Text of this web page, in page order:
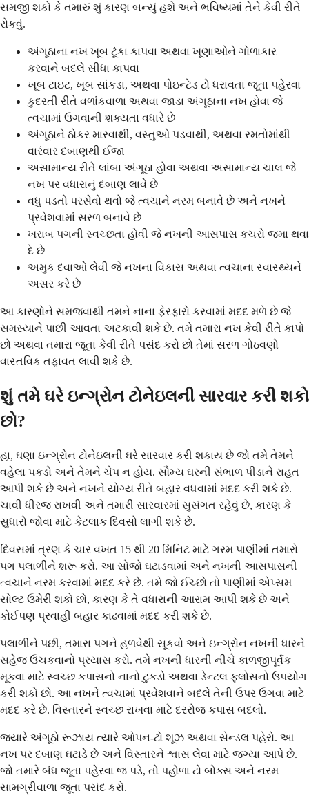
સમજી શકો કે તમારું શું કારણ બન્યું હશે અને ભવિષ્યમાં તેને કેવી રીતે
રોકવું.
અંગૂઠાના નખ ખૂબ ટૂંકા કાપવા અથવા ખૂણાઓને ગોળાકાર
કરવાને બદલે સીધા કાપવા
ખૂબ ટાઇટ, ખૂબ સાંકડા, અથવા પોઇન્ટેડ ટો ધરાવતા જૂતા પહેરવા
કુદરતી રીતે વળાંકવાળા અથવા જાડા અંગૂઠાના નખ હોવા જે
ત્વચામાં ઉગવાની શક્યતા વધારે છે
અંગૂઠાને ઠોકર મારવાથી, વસ્તુઓ પડવાથી, અથવા રમતોમાંથી
વારંવાર દબાણથી ઈજા
અસામાન્ય રીતે લાંબા અંગૂઠા હોવા અથવા અસામાન્ય ચાલ જે
નખ પર વધારાનું દબાણ લાવે છે
વધુ પડતો પરસેવો થવો જે ત્વચાને નરમ બનાવે છે અને નખને
પ્રવેશવામાં સરળ બનાવે છે
ખરાબ પગની સ્વચ્છતા હોવી જે નખની આસપાસ કચરો જમા થવા
દે છે
અમુક દવાઓ લેવી જે નખના વિકાસ અથવા ત્વચાના સ્વાસ્થ્યને
અસર કરે છે
આ કારણોને સમજવાથી તમને નાના ફેરફારો કરવામાં મદદ મળે છે જે
સમસ્યાને પાછી આવતા અટકાવી શકે છે. તમે તમારા નખ કેવી રીતે કાપો
છો અથવા તમારા જૂતા કેવી રીતે પસંદ કરો છો તેમાં સરળ ગોઠવણો
વાસ્તવિક તફાવત લાવી શકે છે.
શું તમે ઘરે ઇન્ગ્રોન ટોનેઇલની સારવાર કરી શકો
છો?
હા, ઘણા ઇન્ગ્રોન ટોનેઇલની ઘરે સારવાર કરી શકાય છે જો તમે તેમને
વહેલા પકડો અને તેમને ચેપ ન હોય. સૌમ્ય ઘરની સંભાળ પીડાને રાહત
આપી શકે છે અને નખને યોગ્ય રીતે બહાર વધવામાં મદદ કરી શકે છે.
ચાવી ધીરજ રાખવી અને તમારી સારવારમાં સુસંગત રહેવું છે, કારણ કે
સુધારો જોવા માટે કેટલાક દિવસો લાગી શકે છે.
દિવસમાં ત્રણ કે ચાર વખત 15 થી 20 મિનિટ માટે ગરમ પાણીમાં તમારો
પગ પલાળીને શરૂ કરો. આ સોજો ઘટાડવામાં અને નખની આસપાસની
ત્વચાને નરમ કરવામાં મદદ કરે છે. તમે જો ઈચ્છો તો પાણીમાં એપ્સમ
સોલ્ટ ઉમેરી શકો છો, કારણ કે તે વધારાની આરામ આપી શકે છે અને
કોઈપણ પ્રવાહી બહાર કાઢવામાં મદદ કરી શકે છે.
પલાળીને પછી, તમારા પગને હળવેથી સૂકવો અને ઇન્ગ્રોન નખની ધારને
સહેજ ઉંચકવાનો પ્રયાસ કરો. તમે નખની ધારની નીચે કાળજીપૂર્વક
મૂકવા માટે સ્વચ્છ કપાસનો નાનો ટુકડો અથવા ડેન્ટલ ફ્લોસનો ઉપયોગ
કરી શકો છો. આ નખને ત્વચામાં પ્રવેશવાને બદલે તેની ઉપર ઉગવા માટે
મદદ કરે છે. વિસ્તારને સ્વચ્છ રાખવા માટે દરરોજ કપાસ બદલો.
જ્યારે અંગૂઠો રૂઝાય ત્યારે ઓપન-ટો શૂઝ અથવા સેન્ડલ પહેરો. આ
નખ પર દબાણ ઘટાડે છે અને વિસ્તારને શ્વાસ લેવા માટે જગ્યા આપે છે.
જો તમારે બંધ જૂતા પહેરવા જ પડે, તો પહોળા ટો બોક્સ અને નરમ
સામગ્રીવાળા જૂતા પસંદ કરો.